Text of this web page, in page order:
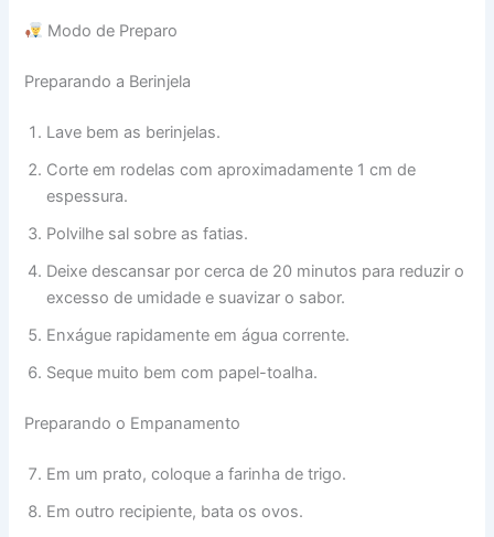
Modo de Preparo
Preparando a Berinjela
Lave bem as berinjelas.
Corte em rodelas com aproximadamente 1 cm de
espessura.
Polvilhe sal sobre as fatias.
Deixe descansar por cerca de 20 minutos para reduzir o
excesso de umidade e suavizar o sabor.
Enxágue rapidamente em água corrente.
Seque muito bem com papel-toalha.
Preparando o Empanamento
Em um prato, coloque a farinha de trigo.
Em outro recipiente, bata os ovos.